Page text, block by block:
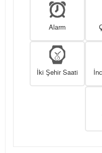
Alarm
İki Şehir Saati